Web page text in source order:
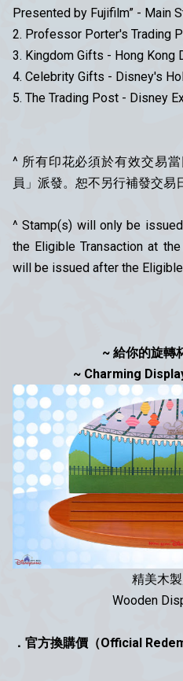
Presented by Fujifilm” - Main
2. Professor Porter's Trading
3. Kingdom Gifts - Hong Kong
4. Celebrity Gifts - Disney's
5. The Trading Post - Disney
^ 所有印花必須於有效交易
員」派發。恕不另行補發交易
^ Stamp(s) will only be
the Eligible Transaction at
will be issued after the
~ 給你的旋轉
~ Charming
精美木
Wooden
．官方換購價（Official